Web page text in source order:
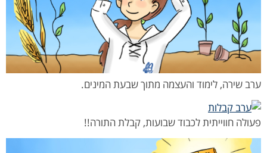
ערב שירה, לימוד והעצמה מתוך שבעת המינים.
פעולה חווייתית לכבוד שבועות, קבלת התורה!!